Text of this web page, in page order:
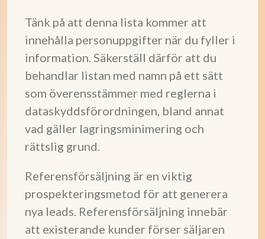
Tänk på att denna lista kommer att
innehålla personuppgifter när du fyller i
information. Säkerställ därför att du
behandlar listan med namn på ett sätt
som överensstämmer med reglerna i
dataskyddsförordningen, bland annat
vad gäller lagringsminimering och
rättslig grund.
Referensförsäljning är en viktig
prospekteringsmetod för att generera
nya leads. Referensförsäljning innebär
att existerande kunder förser säljaren